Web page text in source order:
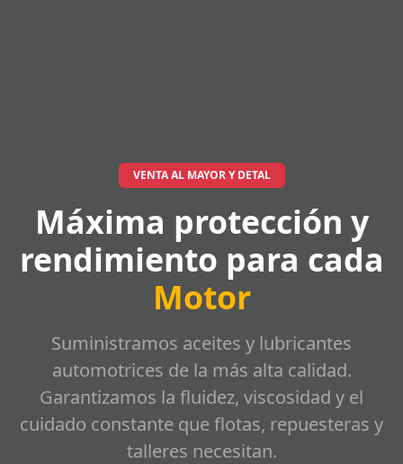
VENTA AL MAYOR Y DETAL
Máxima protección y
rendimiento para cada
Motor
Suministramos aceites y lubricantes
automotrices de la más alta calidad.
Garantizamos la fluidez, viscosidad y el
cuidado constante que flotas, repuesteras y
talleres necesitan.